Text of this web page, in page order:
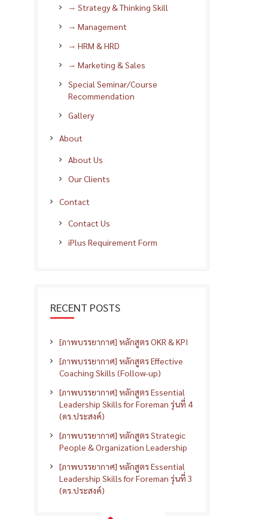
→ Strategy & Thinking Skill
→ Management
→ HRM & HRD
→ Marketing & Sales
Special Seminar/Course
Recommendation
Gallery
About
About Us
Our Clients
Contact
Contact Us
iPlus Requirement Form
RECENT POSTS
[ภาพบรรยากาศ] หลักสูตร OKR & KPI
[ภาพบรรยากาศ] หลักสูตร Effective
Coaching Skills (Follow-up)
[ภาพบรรยากาศ] หลักสูตร Essential
Leadership Skills for Foreman รุ่นที่ 4
(ดร.ประสงค์)
[ภาพบรรยากาศ] หลักสูตร Strategic
People & Organization Leadership
[ภาพบรรยากาศ] หลักสูตร Essential
Leadership Skills for Foreman รุ่นที่ 3
(ดร.ประสงค์)